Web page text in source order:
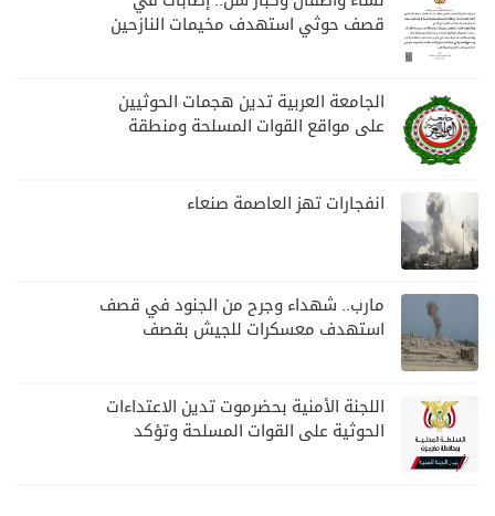
قصف حوثي استهدف مخيمات النازحين
الجامعة العربية تدين هجمات الحوثيين
على مواقع القوات المسلحة ومنطقة
انفجارات تهز العاصمة صنعاء
مارب.. شهداء وجرح من الجنود في قصف
استهدف معسكرات للجيش بقصف
اللجنة الأمنية بحضرموت تدين الاعتداءات
الحوثية على القوات المسلحة وتؤكد